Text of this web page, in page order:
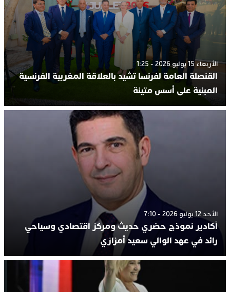
الأربعاء 15 يوليو 2026 - 1:25
القنصلة العامة لفرنسا تشيد بالعلاقة المغربية الفرنسية
المبنية على أسس متينة
الأحد 12 يوليو 2026 - 7:10
أكادير نموذج حضري حديث ومركز اقتصادي وسياحي
رائد في عهد الوالي سعيد أمزازي